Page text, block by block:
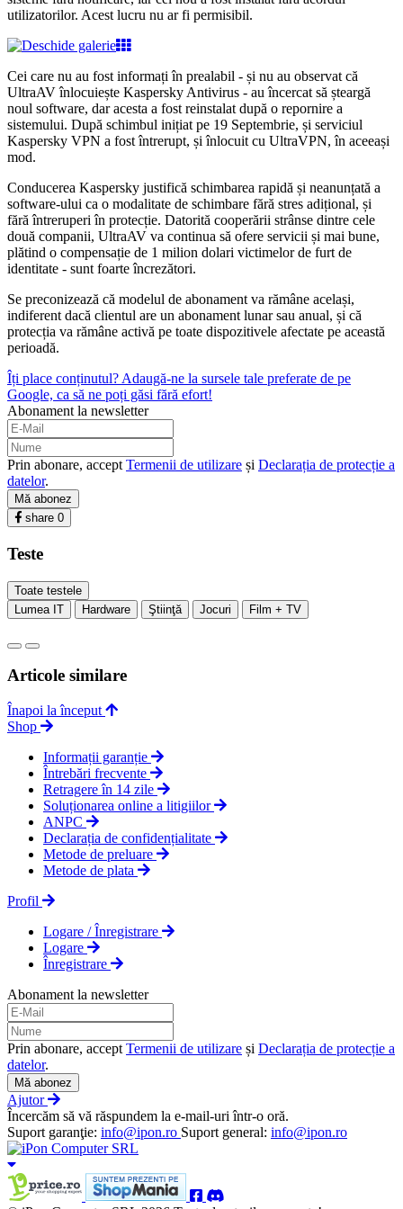
utilizatorilor. Acest lucru nu ar fi permisibil.
Cei care nu au fost informați în prealabil - și nu au observat că
UltraAV înlocuiește Kaspersky Antivirus - au încercat să șteargă
noul software, dar acesta a fost reinstalat după o repornire a
sistemului. După schimbul inițiat pe 19 Septembrie, și serviciul
Kaspersky VPN a fost întrerupt, și înlocuit cu UltraVPN, în aceeași
mod.
Conducerea Kaspersky justifică schimbarea rapidă și neanunțată a
software-ului ca o modalitate de schimbare fără stres adițional, și
fără întreruperi în protecție. Datorită cooperării strânse dintre cele
două companii, UltraAV va continua să ofere servicii și mai bune,
plătind o compensație de 1 milion dolari victimelor de furt de
identitate - sunt foarte încrezători.
Se preconizează că modelul de abonament va rămâne același,
indiferent dacă clientul are un abonament lunar sau anual, și că
protecția va rămâne activă pe toate dispozitivele afectate pe această
perioadă.
Îți place conținutul? Adaugă-ne la sursele tale preferate de pe
Google, ca să ne poți găsi fără efort!
Abonament la newsletter
Prin abonare, accept Termenii de utilizare și Declarația de protecție a
datelor.
Mă abonez
share 0
Teste
Toate testele
Lumea IT
Hardware Ştiinţă Jocuri Film + TV
Articole similare
Înapoi la început
Shop
Informații garanție
Întrebări frecvente
Retragere în 14 zile
Soluționarea online a litigiilor
ANPC
Declarația de confidențialitate
Metode de preluare
Metode de plata
Profil
Logare / Înregistrare
Logare
Înregistrare
Abonament la newsletter
Prin abonare, accept Termenii de utilizare și Declarația de protecție a
datelor.
Mă abonez
Ajutor
Încercăm să vă răspundem la e-mail-uri într-o oră.
Suport garanţie: info@ipon.ro Suport general: info@ipon.ro